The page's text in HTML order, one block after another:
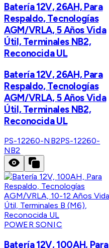
Batería 12V, 26AH, Para
Respaldo, Tecnologías
AGM/VRLA, 5 Años Vida
Útil, Terminales NB2,
Reconocida UL
Batería 12V, 26AH, Para
Respaldo, Tecnologías
AGM/VRLA, 5 Años Vida
Útil, Terminales NB2,
Reconocida UL
PS-12260-NB2PS-12260-
NB2
POWER SONIC
Batería 12V, 100AH, Para